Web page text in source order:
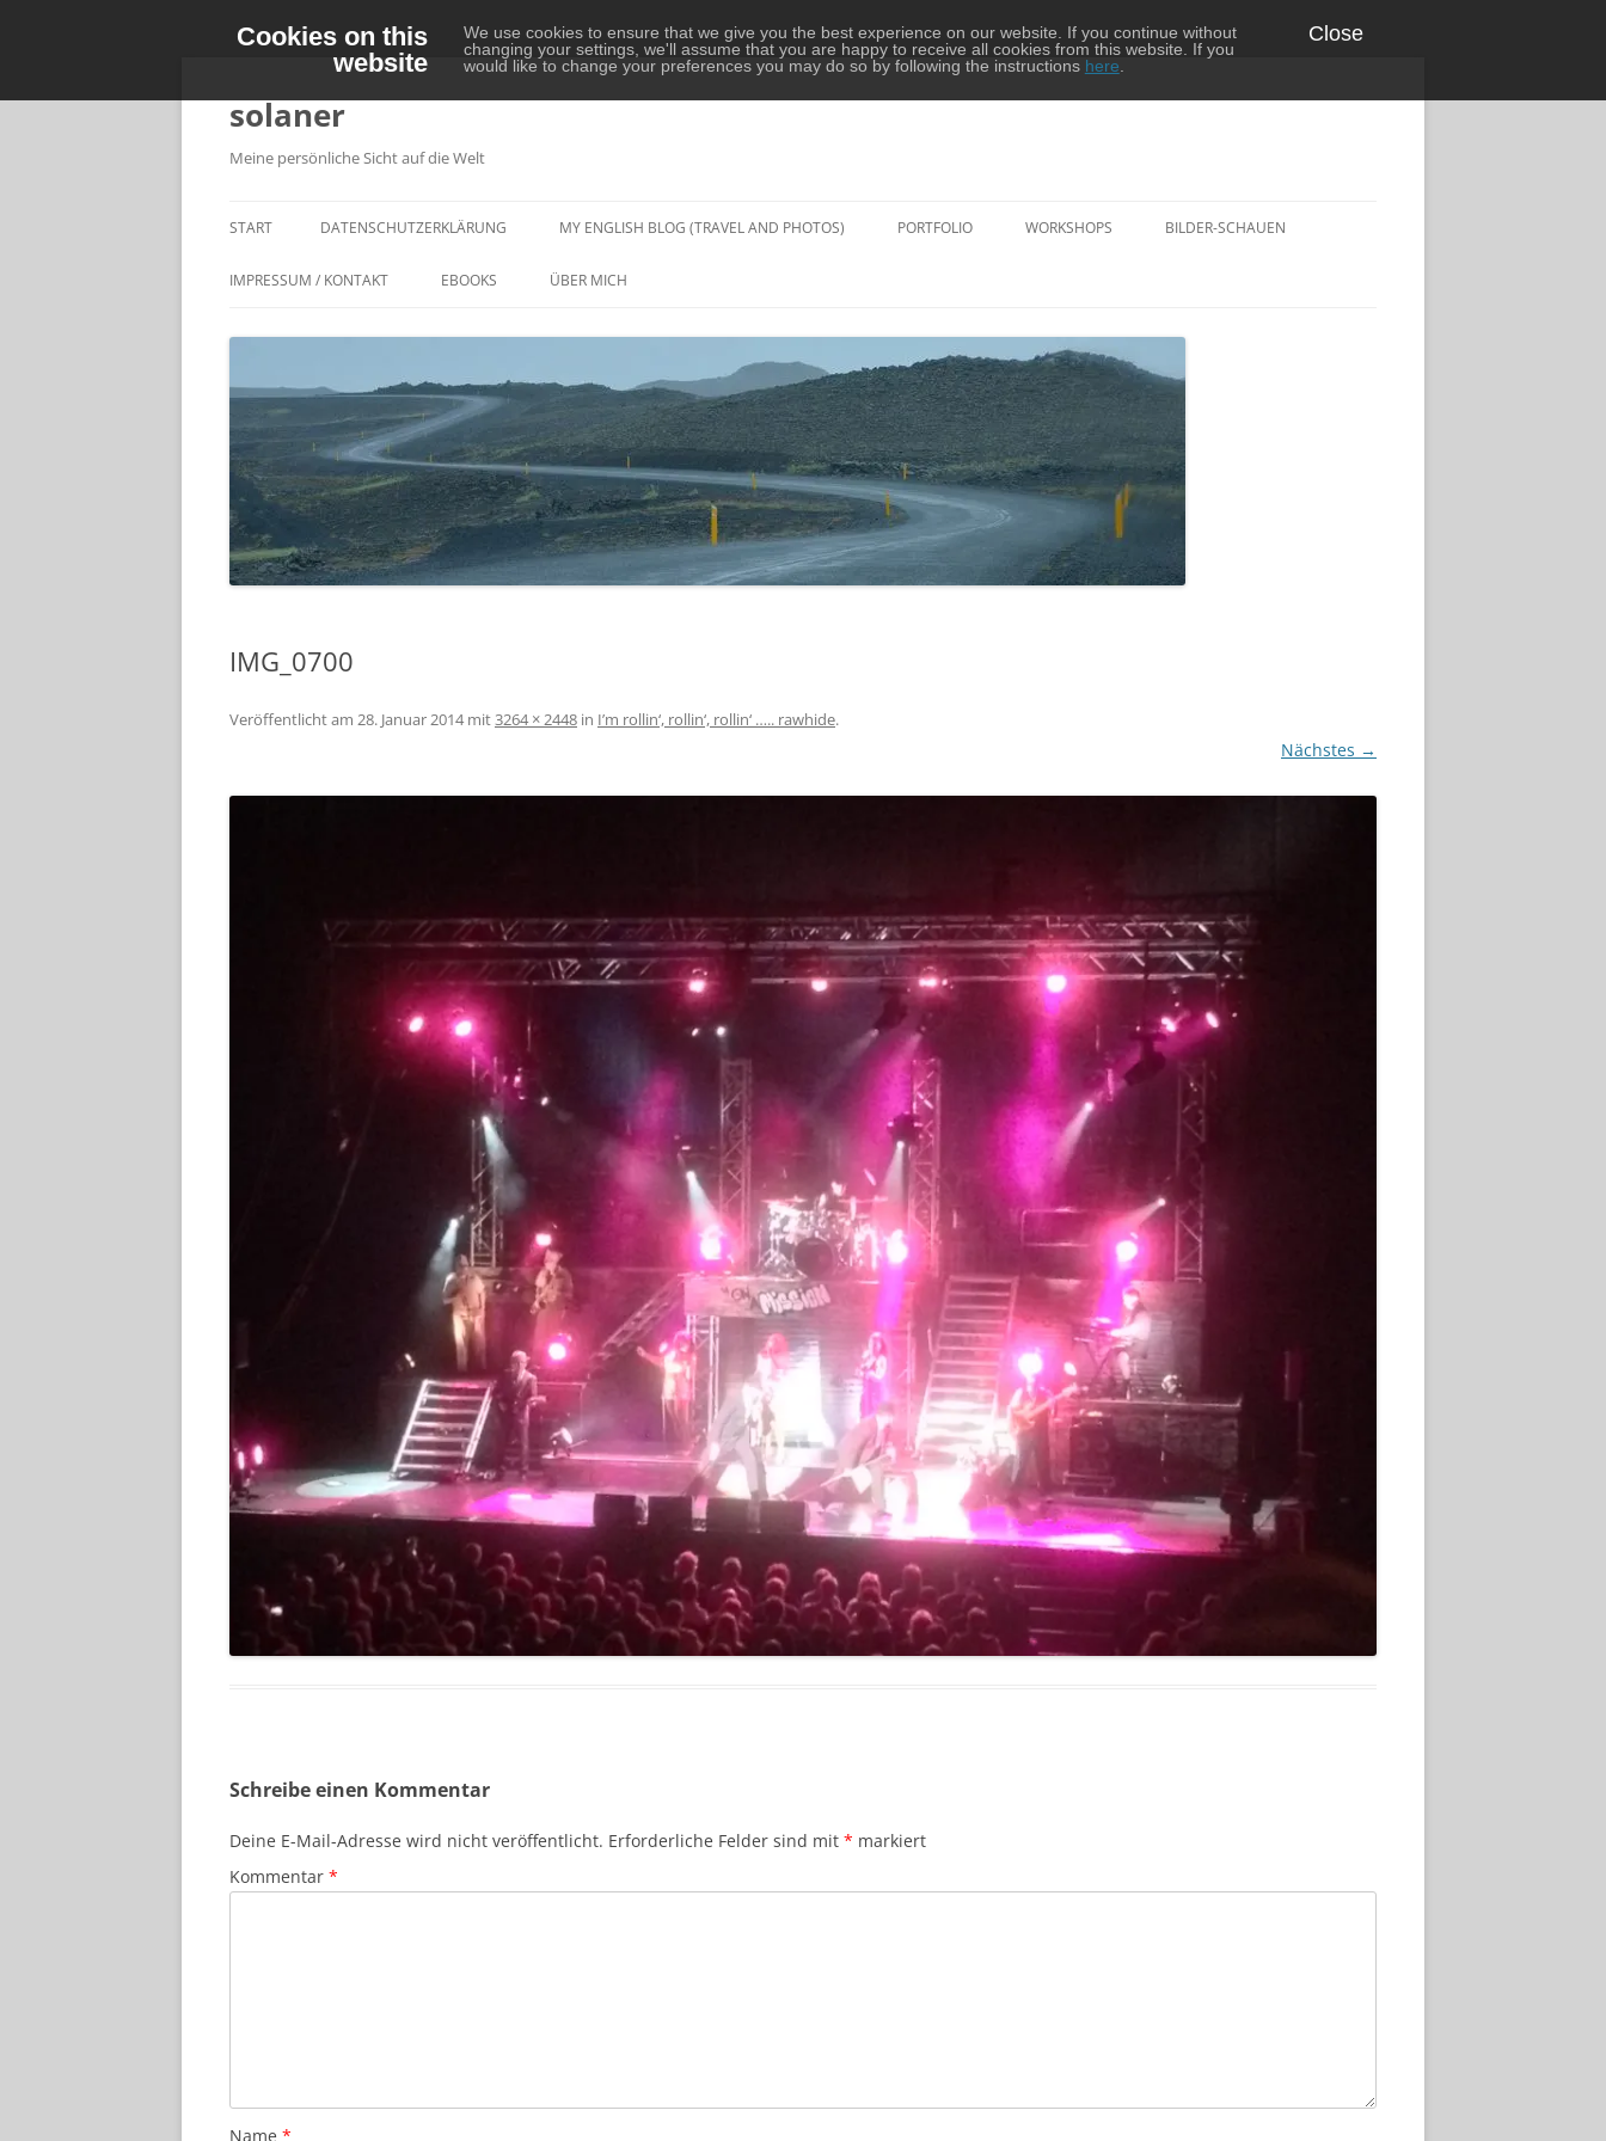
Cookies on this
website
We use cookies to ensure that we give you the best experience on our website. If you continue without
changing your settings, we'll assume that you are happy to receive all cookies from this website. If you
would like to change your preferences you may do so by following the instructions here
Close
springen
solaner
Meine persönliche Sicht auf die Welt
START DATENSCHUTZERKLÄRUNG MY ENGLISH BLOG (TRAVEL AND PHOTOS) PORTFOLIO
PORTRAIT-FOTOGRAFIE
KONZERTE
WORKSHOPS BILDER-SCHAUEN
IMPRESSUM / KONTAKT EBOOKS ÜBER MICH
IMG_0700
Veröffentlicht am 28. Januar 2014mit3264 × 2448 in I’m rollin‘, rollin‘, rollin‘ ….. rawhide.
Nächstes →
Schreibe einen Kommentar
Deine E-Mail-Adresse wird nicht veröffentlicht. Erforderliche Felder sind mit * markiert
Kommentar *
Name *